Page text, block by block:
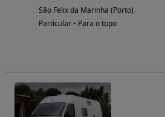
São Felix da Marinha (Porto)
Particular • Para o topo